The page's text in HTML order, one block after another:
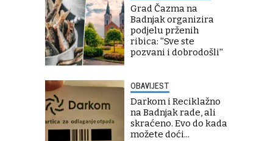
Grad Čazma na
Badnjak organizira
podjelu prženih
ribica: ''Sve ste
pozvani i dobrodošli''
OBAVIJEST
Darkom i Reciklažno
na Badnjak rade, ali
skraćeno. Evo do kada
možete doći...